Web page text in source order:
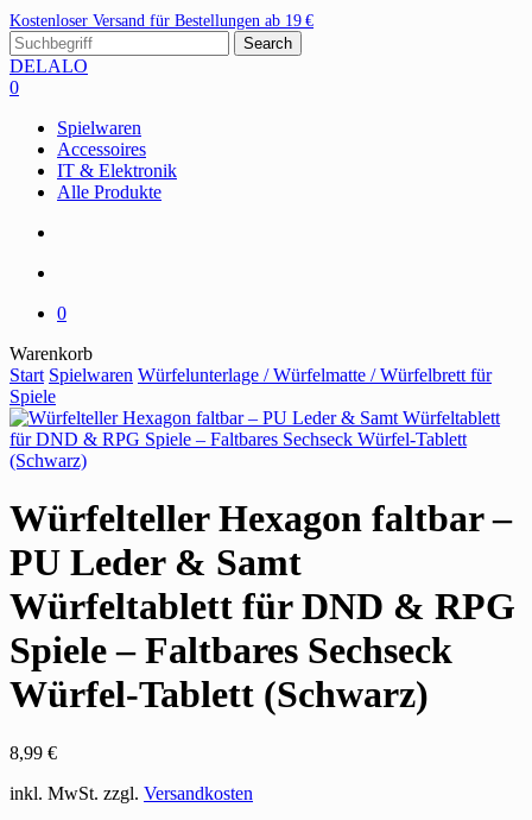
Skip
to
main
content
Kostenloser Versand für Bestellungen ab 19 €
Search
Close
Search
DELALO
search
account
0
Spielwaren
Accessoires
IT & Elektronik
Alle Produkte
0
WarenkorbClose
Cart
Start Spielwaren Würfelunterlage / Würfelmatte / Würfelbrett für
Spiele
Würfelteller Hexagon faltbar –
PU Leder & Samt
Würfeltablett für DND & RPG
Spiele – Faltbares Sechseck
Würfel-Tablett (Schwarz)
8,99 €
inkl. MwSt. zzgl. Versandkosten